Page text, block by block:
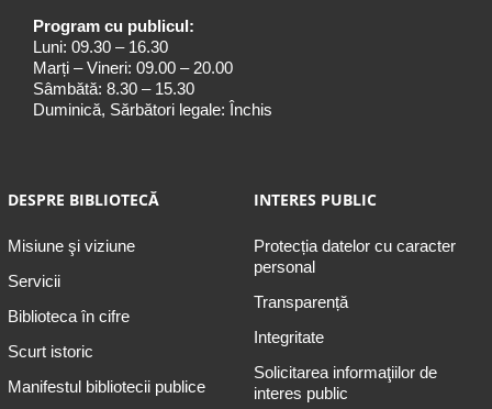
Program cu publicul:
Luni: 09.30 – 16.30
Marți – Vineri: 09.00 – 20.00
Sâmbătă: 8.30 – 15.30
Duminică, Sărbători legale: Închis
DESPRE BIBLIOTECĂ
Misiune şi viziune
Servicii
Biblioteca în cifre
Scurt istoric
Manifestul bibliotecii publice
INTERES PUBLIC
Protecția datelor cu caracter
personal
Transparență
Integritate
Solicitarea informaţiilor de
interes public